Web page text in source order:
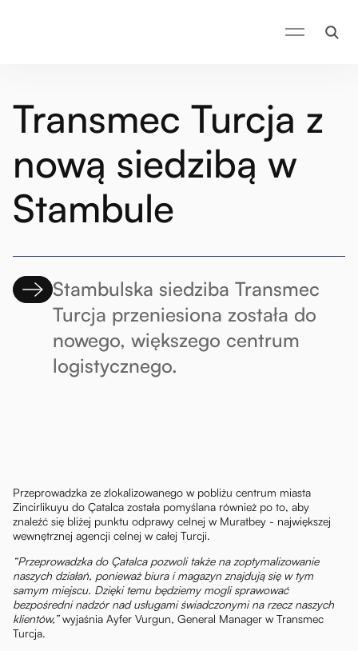
Transmec Turcja z
nową siedzibą w
Stambule
Stambulska siedziba Transmec
Turcja przeniesiona została do
nowego, większego centrum
logistycznego.
Przeprowadzka ze zlokalizowanego w pobliżu centrum miasta
Zincirlikuyu do Çatalca została pomyślana również po to, aby
znaleźć się bliżej punktu odprawy celnej w Muratbey - największej
wewnętrznej agencji celnej w całej Turcji.
“Przeprowadzka do Çatalca pozwoli także na zoptymalizowanie
naszych działań, ponieważ biura i magazyn znajdują się w tym
samym miejscu. Dzięki temu będziemy mogli sprawować
bezpośredni nadzór nad usługami świadczonymi na rzecz naszych
klientów,”wyjaśnia Ayfer Vurgun, General Manager w Transmec
Turcja.